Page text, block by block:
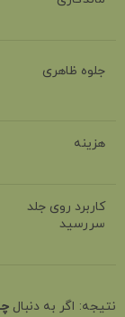
جلوه ظاهری
هزینه
کاربرد روی جلد
سررسید
نتیجه: اگر به دنبال